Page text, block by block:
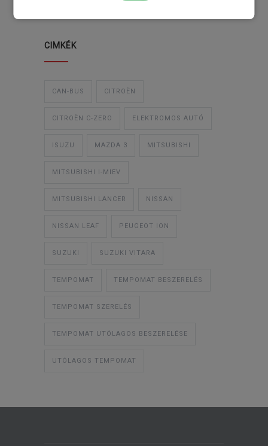
CIMKÉK
CAN-BUS CITROËN
CITROËN C-ZERO ELEKTROMOS AUTÓ
ISUZU MAZDA 3 MITSUBISHI
MITSUBISHI I-MIEV
MITSUBISHI LANCER NISSAN
NISSAN LEAF PEUGEOT ION
SUZUKI SUZUKI VITARA
TEMPOMAT TEMPOMAT BESZERELÉS
TEMPOMAT SZERELÉS
TEMPOMAT UTÓLAGOS BESZERELÉSE
UTÓLAGOS TEMPOMAT